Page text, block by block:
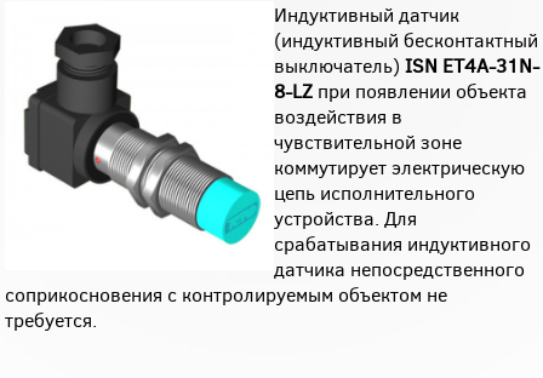
Индуктивный датчик
(индуктивный бесконтактный
выключатель)ISN ET4A-31N-
8-LZ при появлении объекта
воздействия в
чувствительной зоне
коммутирует электрическую
цепь исполнительного
устройства. Для
срабатывания индуктивного
датчика непосредственного
соприкосновения с контролируемым объектом не
требуется.